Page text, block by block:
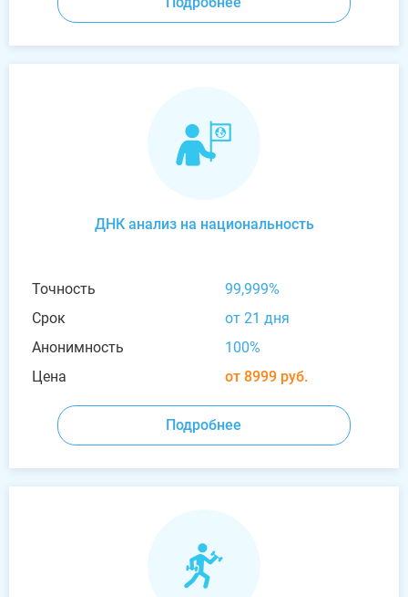
ДНК анализ на национальность
Точность
99,999%
Срок
от 21 дня
Анонимность
100%
Цена
от 8999 руб.
Подробнее